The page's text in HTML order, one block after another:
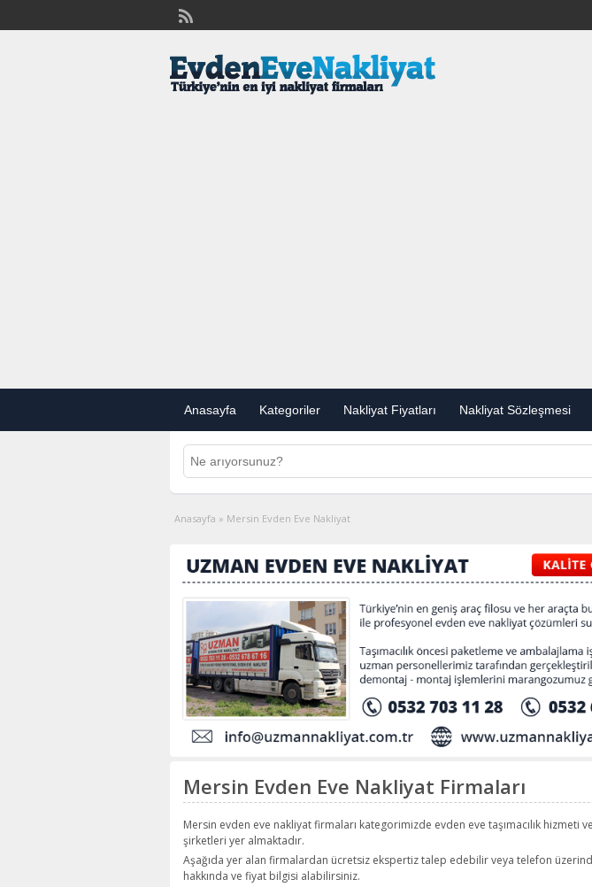
Anasayfa Kategoriler Nakliyat Fiyatları Nakliyat Sözleşmesi
Anasayfa » Mersin Evden Eve Nakliyat
Mersin Evden Eve Nakliyat Firmaları
Mersin evden eve nakliyat firmaları kategorimizde evden eve taşımacılık hizmeti
şirketleri yer almaktadır.
Aşağıda yer alan firmalardan ücretsiz ekspertiz talep edebilir veya telefon
hakkında ve fiyat bilgisi alabilirsiniz.